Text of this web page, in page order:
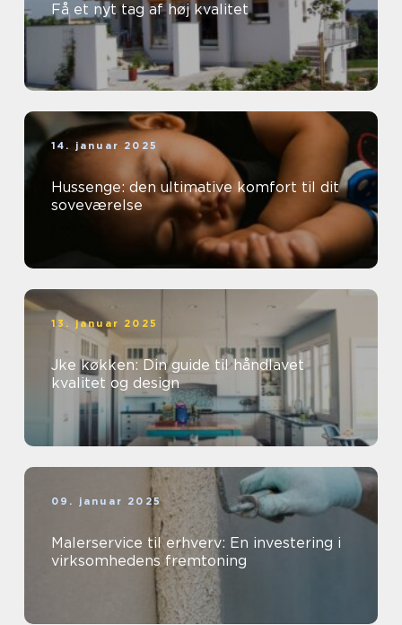
Få et nyt tag af høj kvalitet
14. januar 2025
Hussenge: den ultimative komfort til dit
soveværelse
13. januar 2025
Jke køkken: Din guide til håndlavet
kvalitet og design
09. januar 2025
Malerservice til erhverv: En investering i
virksomhedens fremtoning